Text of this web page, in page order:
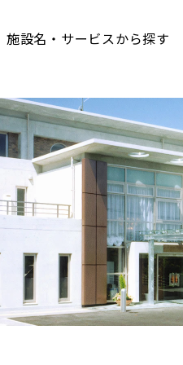
施設名・サービスから探す